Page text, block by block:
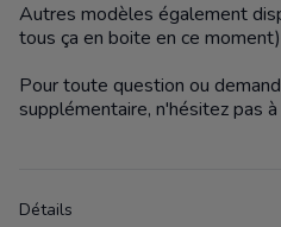
Autres modèles également
tous ça en boite en ce moment)
Pour toute question ou
supplémentaire, n'hésitez pas
Détails